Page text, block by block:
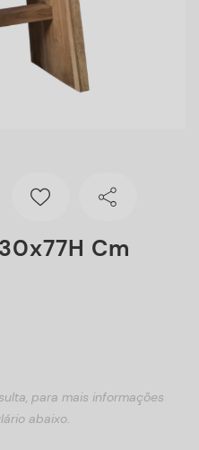
Cm
para mais informações
abaixo.